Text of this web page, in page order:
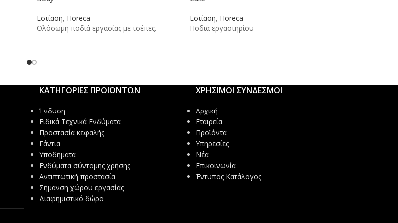
Εστίαση, Horeca
Ολόσωμη ποδιά εργασίας με τσέπες.
Εστίαση, Horeca
Ποδιά εργαστηρίου
ΚΑΤΗΓΟΡΙΕΣ ΠΡΟΪΟΝΤΩΝ
Ένδυση
Ειδικά Τεχνικά Ενδύματα
Προστασία κεφαλής
Γάντια
Υποδήματα
Ενδύματα σύντομης χρήσης
Αντιπτωτική προστασία
Σήμανση χώρου εργασίας
Διαφημιστικό δώρο
ΧΡΗΣΙΜΟΙ ΣΥΝΔΕΣΜΟΙ
Αρχική
Εταιρεία
Προϊόντα
Υπηρεσίες
Νέα
Επικοινωνία
Έντυπος Κατάλογος